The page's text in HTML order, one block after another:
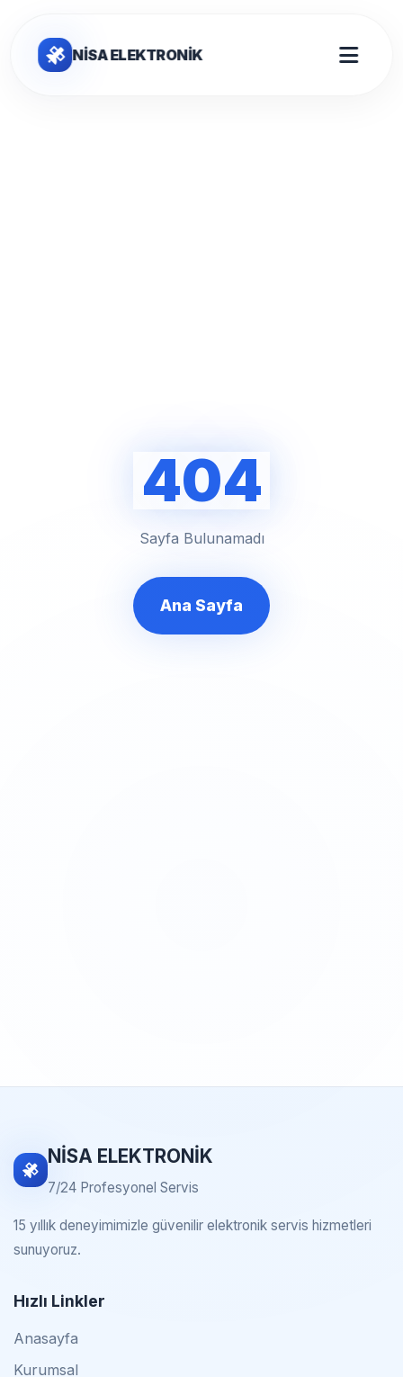
NİSA ELEKTRONİK
404
Sayfa Bulunamadı
Ana Sayfa
NİSA ELEKTRONİK
7/24 Profesyonel Servis
15 yıllık deneyimimizle güvenilir elektronik servis hizmetleri
sunuyoruz.
Hızlı Linkler
Anasayfa
Kurumsal